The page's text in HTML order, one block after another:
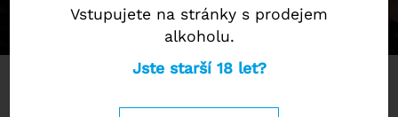
Vstupujete na stránky s prodejem
alkoholu.
Jste starší 18 let?